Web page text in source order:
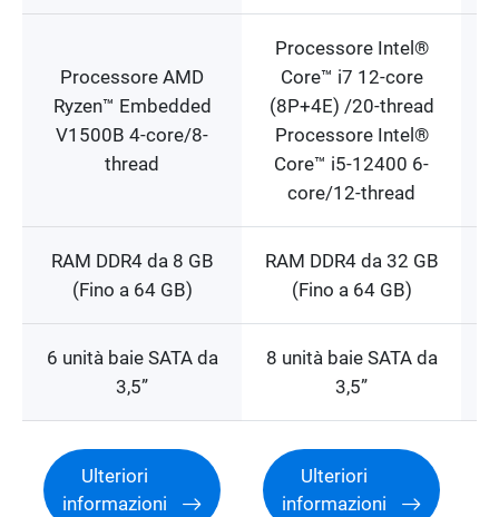
Processore AMD
Ryzen™ Embedded
V1500B 4-core/8-
thread
Processore Intel®
Core™ i7 12-core
(8P+4E) /20-thread
Processore Intel®
Core™ i5-12400 6-
core/12-thread
RAM DDR4 da 8 GB
(Fino a 64 GB)
RAM DDR4 da 32 GB
(Fino a 64 GB)
6 unità baie SATA da
3,5”
8 unità baie SATA da
3,5”
Ulteriori
informazioni
Ulteriori
informazioni